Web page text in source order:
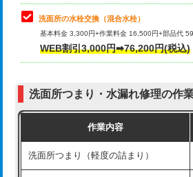
マス交換（深さ50㎝未満）
マス交換（深さ50㎝以上）
モルタル補修（厚さ10㎝まで）
モルタル補修（厚さ10㎝超え）
式）)
交換・取付(混合水栓（壁付・デッキ
式・ワンホール）)
（P/S/ポップアップ））
交換・取付（その他部品）
持込商品取付（単水栓）
持込商品取付（混合水栓）
洗面所の水栓交換（混合水栓）
基本料金 3,300円+作業料金 16,500円+部品代
WEB割引3,000円➡76,200円(税込)
洗面所つまり・水漏れ修理の作
作業内容
洗面所つまり（軽度の詰まり）